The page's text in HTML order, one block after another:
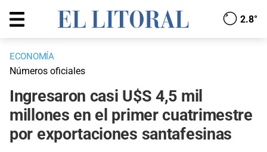
2.8°
ECONOMÍA
Números oficiales
Ingresaron casi U$S 4,5 mil
millones en el primer cuatrimestre
por exportaciones santafesinas